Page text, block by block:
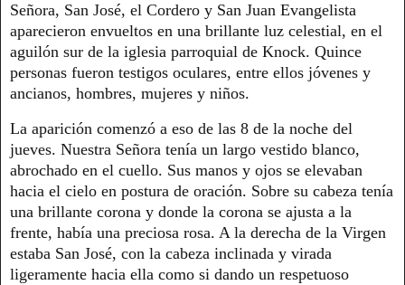
Señora, San José, el Cordero y San Juan Evangelista
aparecieron envueltos en una brillante luz celestial, en el
aguilón sur de la iglesia parroquial de Knock. Quince
personas fueron testigos oculares, entre ellos jóvenes y
ancianos, hombres, mujeres y niños.
La aparición comenzó a eso de las 8 de la noche del
jueves. Nuestra Señora tenía un largo vestido blanco,
abrochado en el cuello. Sus manos y ojos se elevaban
hacia el cielo en postura de oración. Sobre su cabeza tenía
una brillante corona y donde la corona se ajusta a la
frente, había una preciosa rosa. A la derecha de la Virgen
estaba San José, con la cabeza inclinada y virada
ligeramente hacia ella como si dando un respetuoso